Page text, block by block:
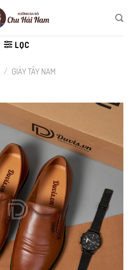
LỌC
/ GIÀY TÂY NAM